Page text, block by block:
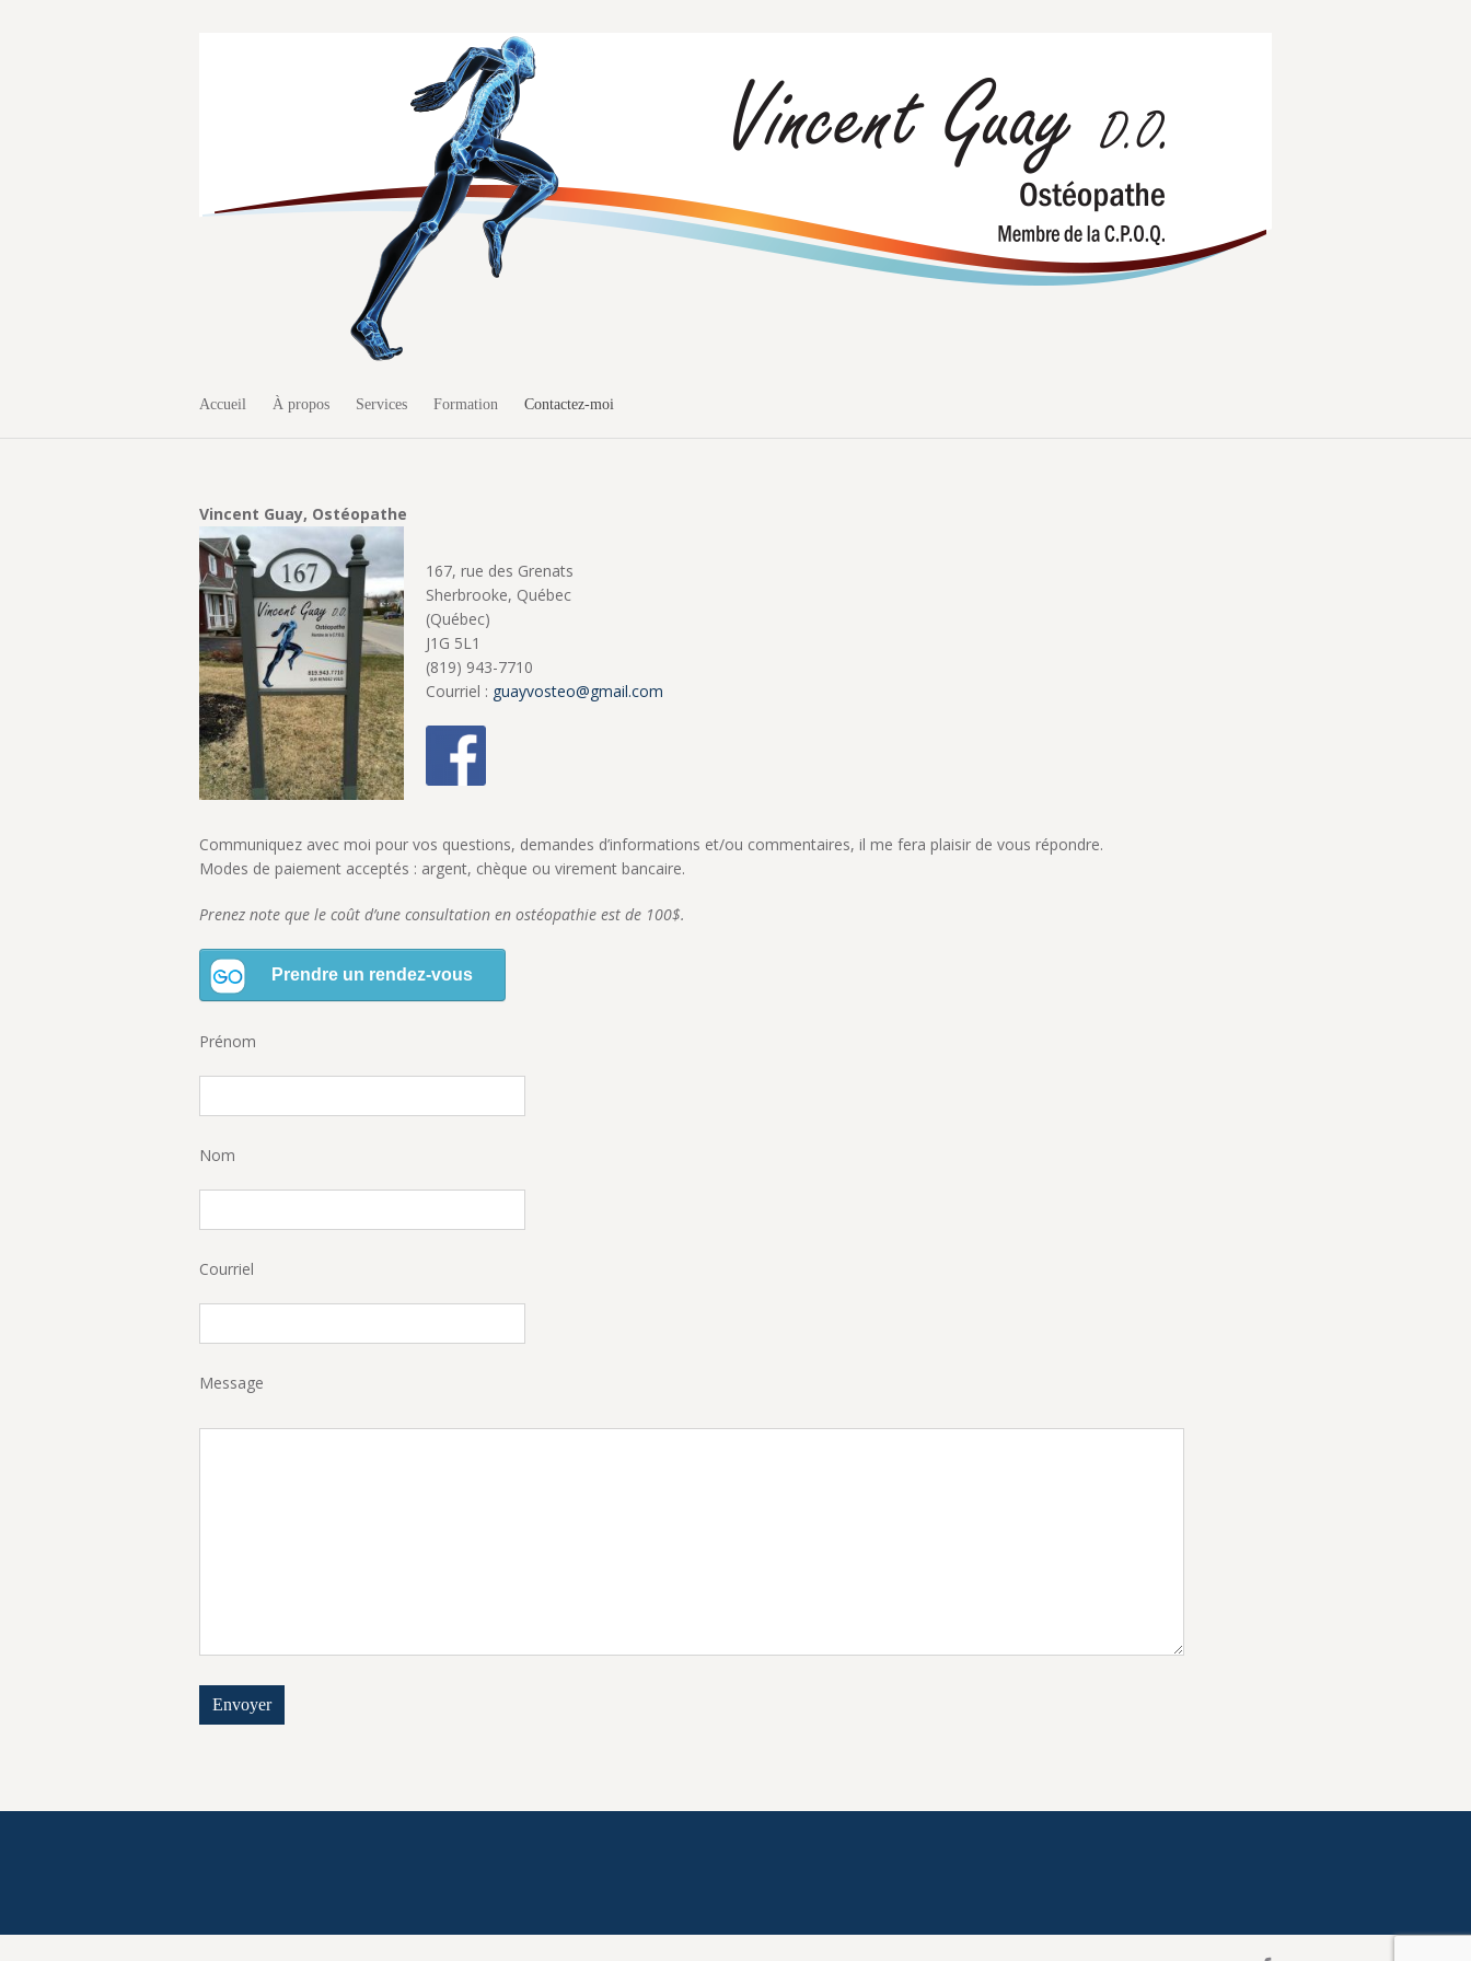
Accueil À propos Services Formation Contactez-moi
Vincent Guay, Ostéopathe
167, rue des Grenats
Sherbrooke, Québec
(Québec)
J1G 5L1
(819) 943-7710
Courriel : guayvosteo@gmail.com
Communiquez avec moi pour vos questions, demandes d’informations et/ou commentaires, il me fera plaisir de vous répondre.
Modes de paiement acceptés : argent, chèque ou virement bancaire.
Prenez note que le coût d’une consultation en ostéopathie est de 100$.
Prénom
Nom
Courriel
Message